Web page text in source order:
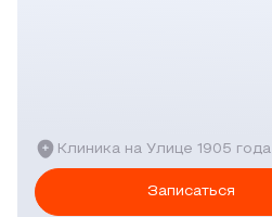
Клиника на Улице 1905 года
Записаться